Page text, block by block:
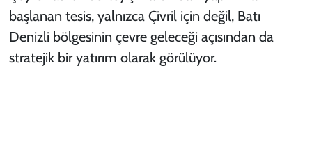
başlanan tesis, yalnızca Çivril için değil, Batı
Denizli bölgesinin çevre geleceği açısından da
stratejik bir yatırım olarak görülüyor.